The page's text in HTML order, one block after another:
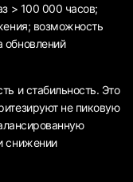
> 100 000 часов;
возможность
и стабильность. Это
не пиковую
снижении